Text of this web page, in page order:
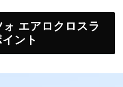
エアロクロスラ
ント